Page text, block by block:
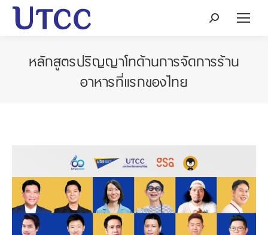
Search:
หลักสูตรปริญญาโทด้านการจัดการร้าน
อาหารที่แรกของไทย